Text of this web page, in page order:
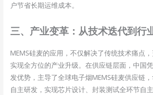
户节省长期运维成本。
三、产业变革：从技术迭代到行
MEMS硅麦的应用，不仅解决了传统技术痛点
实现全方位的产业升级。在供应链层面，中国
发优势，主导了全球电子烟MEMS硅麦供应链
自主研发，实现芯片设计、封装测试全环节自